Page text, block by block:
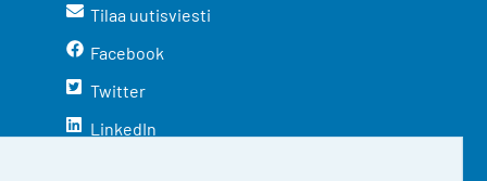
Tilaa uutisviesti
Facebook
Twitter
LinkedIn